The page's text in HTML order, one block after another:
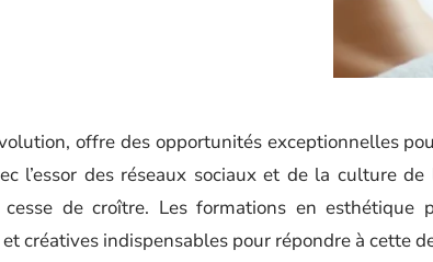
offre des opportunités exceptionnelles
l’essor des réseaux sociaux et de la culture de
de croître. Les formations en esthétique
créatives indispensables pour répondre à cette